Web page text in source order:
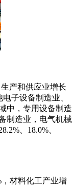
产和供应业增长
子设备制造业、
中，专用设备制造
制造业，电气机械
、18.0%、
材料化工产业增